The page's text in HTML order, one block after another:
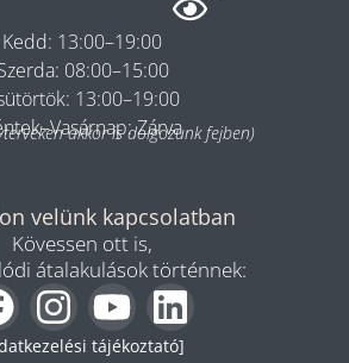
Kedd: 13:00–19:00
08:00–15:00
13:00–19:00
Zárva
akkor is dolgozunk fejben)
velünk kapcsolatban
Kövessen ott is,
átalakulások történnek:
tájékoztató]